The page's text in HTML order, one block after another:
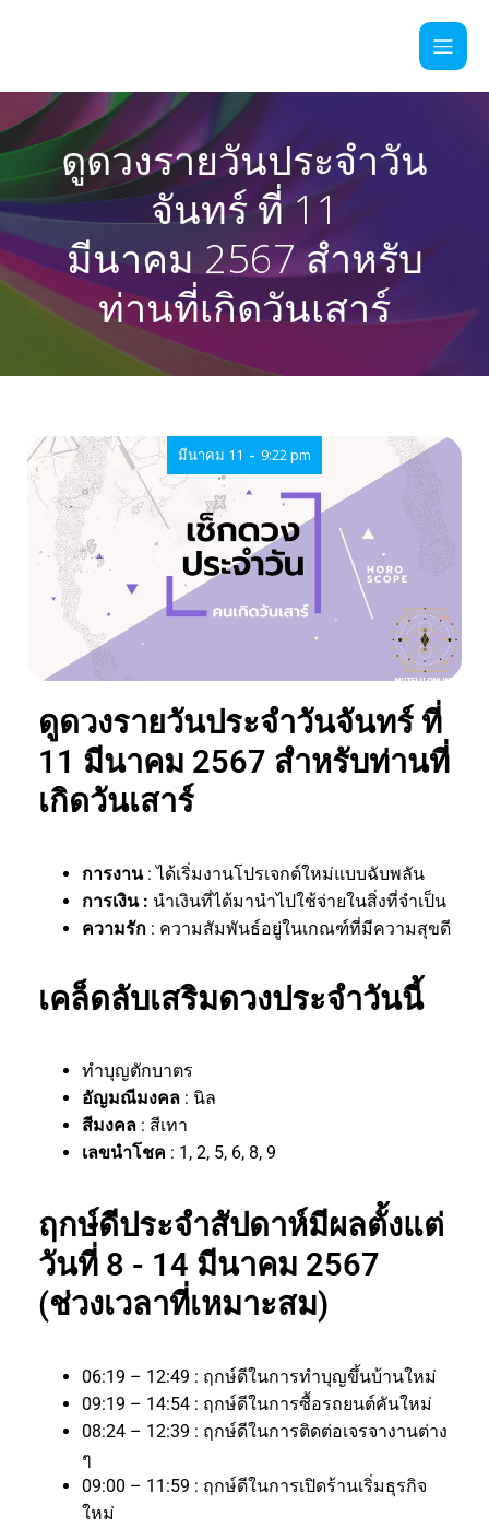
ดูดวงรายวันประจำวัน
จันทร์ ที่ 11
มีนาคม 2567 สำหรับ
ท่านที่เกิดวันเสาร์
มีนาคม 11 - 9:22 pm
ดูดวงรายวันประจำวันจันทร์ ที่
11 มีนาคม 2567 สำหรับท่านที่
เกิดวันเสาร์
การงาน: ได้เริ่มงานโปรเจกต์ใหม่แบบฉับพลัน
การเงิน : นำเงินที่ได้มานำไปใช้จ่ายในสิ่งที่จำเป็น
ความรัก : ความสัมพันธ์อยู่ในเกณฑ์ที่มีความสุขดี
เคล็ดลับเสริมดวงประจำวันนี้
ทำบุญตักบาตร
อัญมณีมงคล : นิล
สีมงคล : สีเทา
เลขนำโชค : 1, 2, 5, 6, 8, 9
ฤกษ์ดีประจำสัปดาห์มีผลตั้งแต่
วันที่ 8 - 14 มีนาคม 2567
(ช่วงเวลาที่เหมาะสม)
06:19 – 12:49 : ฤกษ์ดีในการทำบุญขึ้นบ้านใหม่
09:19 – 14:54 : ฤกษ์ดีในการซื้อรถยนต์คันใหม่
08:24 – 12:39 : ฤกษ์ดีในการติดต่อเจรจางานต่าง
ๆ
09:00 – 11:59 : ฤกษ์ดีในการเปิดร้านเริ่มธุรกิจ
ใหม่